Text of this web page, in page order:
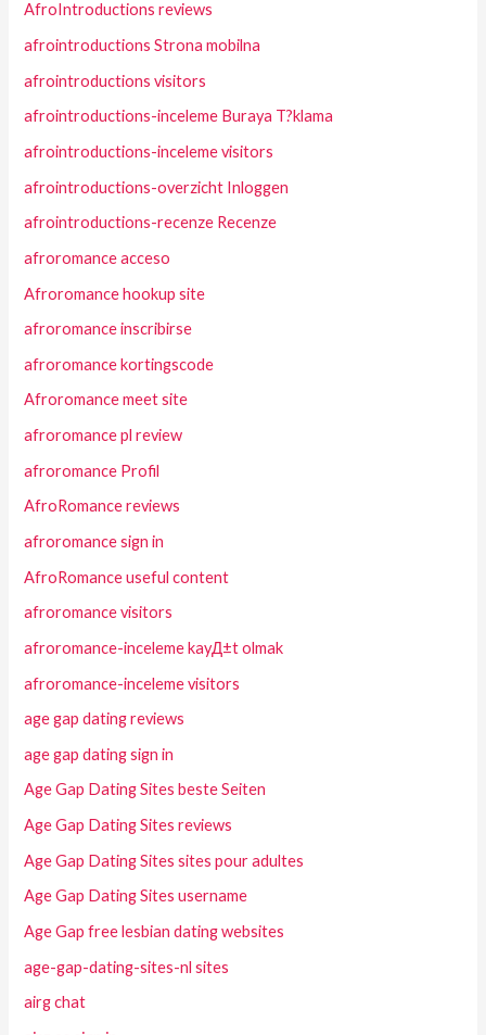
AfroIntroductions reviews
afrointroductions Strona mobilna
afrointroductions visitors
afrointroductions-inceleme Buraya T?klama
afrointroductions-inceleme visitors
afrointroductions-overzicht Inloggen
afrointroductions-recenze Recenze
afroromance acceso
Afroromance hookup site
afroromance inscribirse
afroromance kortingscode
Afroromance meet site
afroromance pl review
afroromance Profil
AfroRomance reviews
afroromance sign in
AfroRomance useful content
afroromance visitors
afroromance-inceleme kayД±t olmak
afroromance-inceleme visitors
age gap dating reviews
age gap dating sign in
Age Gap Dating Sites beste Seiten
Age Gap Dating Sites reviews
Age Gap Dating Sites sites pour adultes
Age Gap Dating Sites username
Age Gap free lesbian dating websites
age-gap-dating-sites-nl sites
airg chat